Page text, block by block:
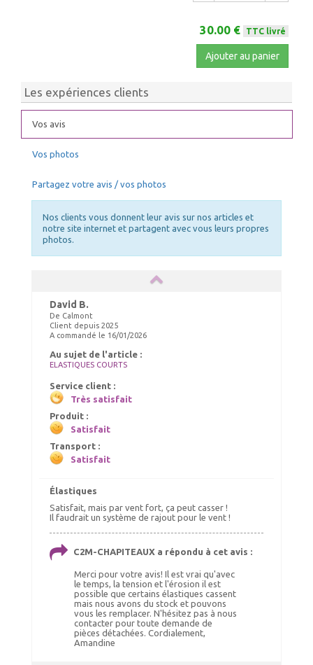
30.00 € TTC livré
Ajouter au panier
Les expériences clients
Vos avis
Vos photos
Partagez votre avis / vos photos
Nos clients vous donnent leur avis sur nos articles et
notre site internet et partagent avec vous leurs propres
photos.
David B.
De Calmont
Client depuis 2025
A commandé le 16/01/2026
Au sujet de l'article :
ELASTIQUES COURTS
Service client :
Très satisfait
Produit :
Satisfait
Transport :
Satisfait
Élastiques
Satisfait, mais par vent fort, ça peut casser !
Il faudrait un système de rajout pour le vent !
C2M-CHAPITEAUX a répondu à cet avis :
Merci pour votre avis! Il est vrai qu'avec
le temps, la tension et l'érosion il est
possible que certains élastiques cassent
mais nous avons du stock et pouvons
vous les remplacer. N'hésitez pas à nous
contacter pour toute demande de
pièces détachées. Cordialement,
Amandine